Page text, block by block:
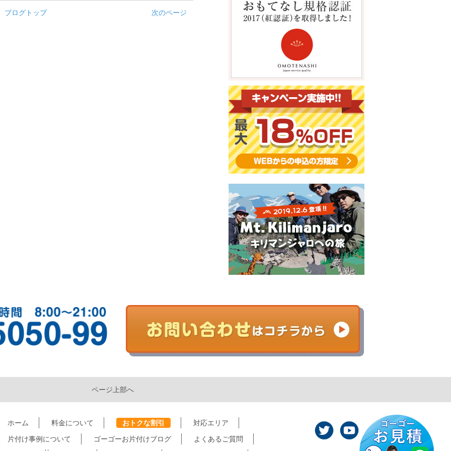
ブログトップ 次のページ
ページ上部へ
ホーム 料金について おトクな割引
対応エリア
片付け事例について
ゴーゴーお片付けブログ よくあるご質問